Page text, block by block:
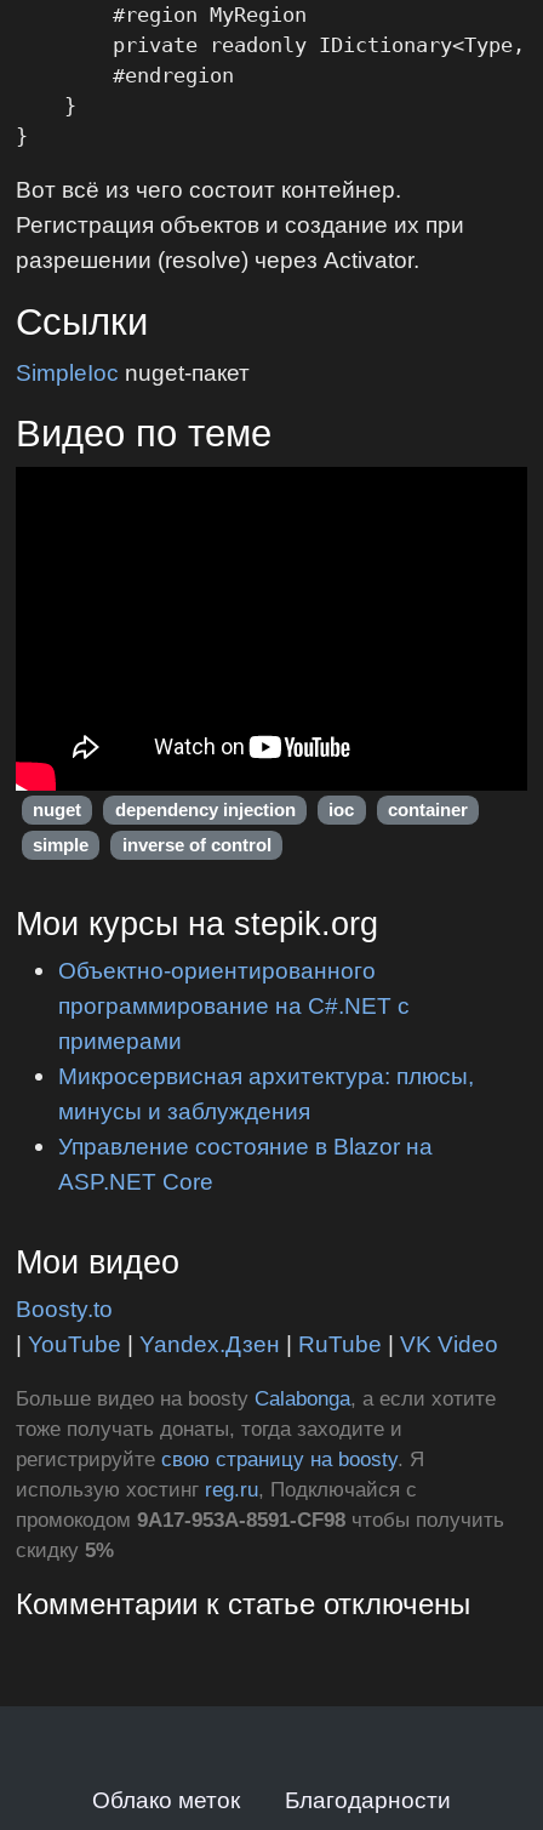
        #region MyRegion
private readonly IDictionary<Type,
        #endregion
    }
Вот всё из чего состоит контейнер.
Регистрация объектов и создание их при
разрешении (resolve) через Activator.
Ссылки
SimpleIoc nuget-пакет
Видео по теме
nuget dependency injection ioc
container
simple
inverse of control
Мои курсы на stepik.org
Объектно-ориентированного
программирование на C#.NET с
примерами
Микросервисная архитектура: плюсы,
минусы и заблуждения
Управление состояние в Blazor на
ASP.NET Core
Мои видео
Boosty.to
|YouTube |Yandex.Дзен | RuTube |VK Video
Больше видео на boosty Calabonga, а если хотите
тоже получать донаты, тогда заходите и
регистрируйтесвою страницу на boosty. Я
использую хостинг reg.ru, Подключайся с
промокодом9A17-953A-8591-CF98 чтобы получить
скидку5%
Комментарии к статье отключены
Облако меток Благодарности